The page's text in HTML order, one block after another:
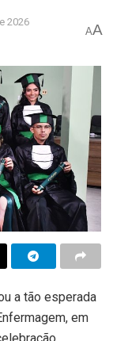
2026
AA
a tão esperada
em